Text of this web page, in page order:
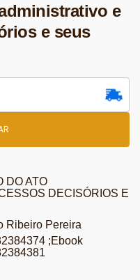
e
e seus
DO ATO
DECISÓRIOS E
Ribeiro Pereira
;Ebook